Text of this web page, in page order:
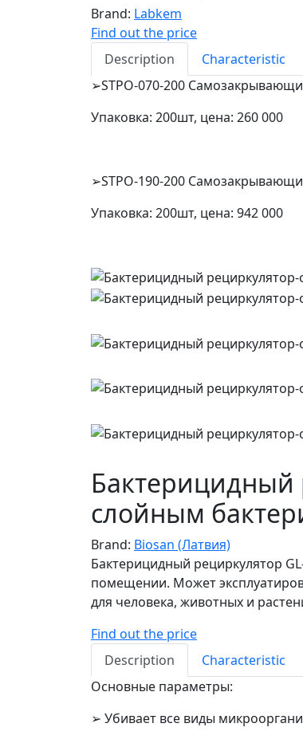
Brand: Labkem
Find out the price
Description
Characteristic
➢STPO-070-200
Упаковка: 200шт, цена: 260 000
➢STPO-190-200
Упаковка: 200шт, цена: 942 000
Бактерицидный
слойным
Brand: Biosan (Латвия)
Бактерицидный рециркулятор
помещении. Может
для человека, животных и
Find out the price
Description
Characteristic
Основные параметры:
➢ Убивает все виды